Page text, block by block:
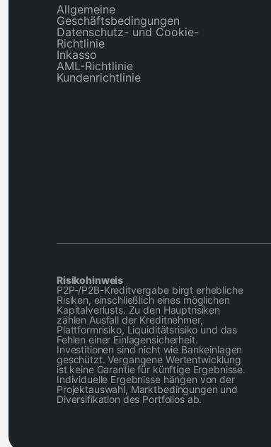
Allgemeine
Geschäftsbedingungen
Datenschutz- und Cookie-
Richtlinie
Inkasso
AML-Richtlinie
Kundenrichtlinie
Risikohinweis
P2P-/P2B-Kreditvergabe birgt erhebliche
Risiken, einschließlich eines möglichen
Kapitalverlusts. Zu den Hauptrisiken
zählen Ausfall der Kreditnehmer,
Plattformrisiko, Liquiditätsrisiko und das
Fehlen einer Einlagensicherheit.
Investitionen sind nicht wie Bankeinlagen
geschützt. Vergangene Wertentwicklung
ist keine Garantie für künftige Ergebnisse.
Individuelle Ergebnisse hängen von der
Projektauswahl, Marktbedingungen und
Diversifikation des Portfolios ab.